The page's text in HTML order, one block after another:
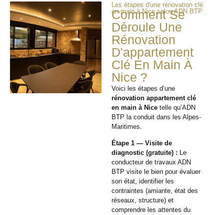
Les étapes d'une rénovation clé
en main à Nice selon ADN BTP
Comment Se
Déroule Une
Rénovation
D'appartement
Clé En Main À
Nice ?
Voici les étapes d’une
rénovation appartement clé
en main à Nice telle qu’ADN
BTP la conduit dans les Alpes-
Maritimes.
Étape 1 — Visite de
diagnostic (gratuite) : Le
conducteur de travaux ADN
BTP visite le bien pour évaluer
son état, identifier les
contraintes (amiante, état des
réseaux, structure) et
comprendre les attentes du